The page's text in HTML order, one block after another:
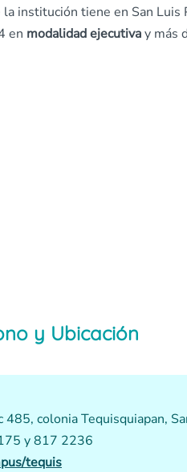
la institución tiene en San
en modalidadejecutivay más
y Ubicación
485, colonia Tequisquiapan,
y 817 2236
tequis